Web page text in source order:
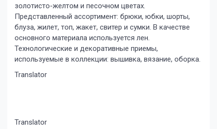
золотисто-желтом и песочном цветах.
Представленный ассортимент: брюки, юбки, шорты,
блуза, жилет, топ, жакет, свитер и сумки. В качестве
основного материала используется лен.
Технологические и декоративные приемы,
используемые в коллекции: вышивка, вязание, оборка.
Translator
Translator